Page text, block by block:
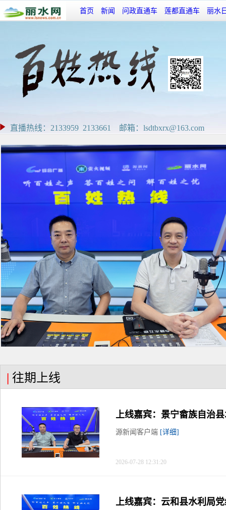
首页 新闻 问政直通车 莲都直通车 丽水
直播热线：2133959 2133661 邮箱：lsdtbxrx@163.com
| 往期上线
上线嘉宾：景宁畲族自治
源新闻客户端 [详细]
2026-07-28 12:31:20
上线嘉宾：云和县水利局